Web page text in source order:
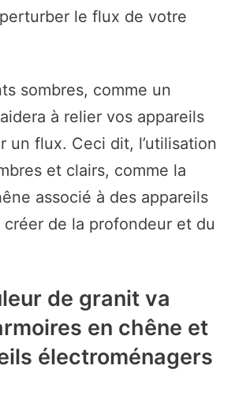
le flux de votre
sombres, comme un
à relier vos appareils
un flux. Ceci dit, l’utilisation
et clairs, comme la
associé à des appareils
de la profondeur et du
de granit va
en chêne et
électroménagers